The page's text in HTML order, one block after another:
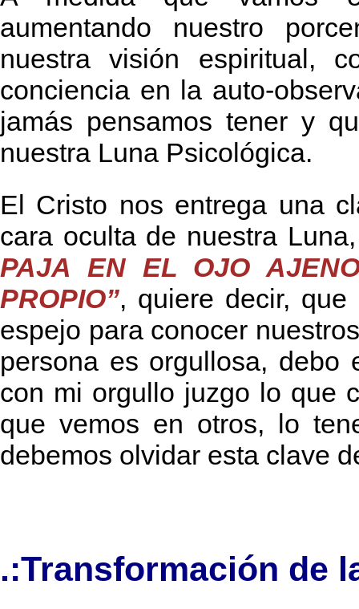
aumentando nuestro
nuestra visión espiritual,
conciencia en la auto-
jamás pensamos tener y
nuestra Luna Psicológica.
El Cristo nos entrega una
cara oculta de nuestra
PAJA EN EL OJO
PROPIO”, quiere decir,
espejo para conocer
persona es orgullosa, debo
con mi orgullo juzgo lo que
que vemos en otros, lo
debemos olvidar esta clave
.:Transformación de